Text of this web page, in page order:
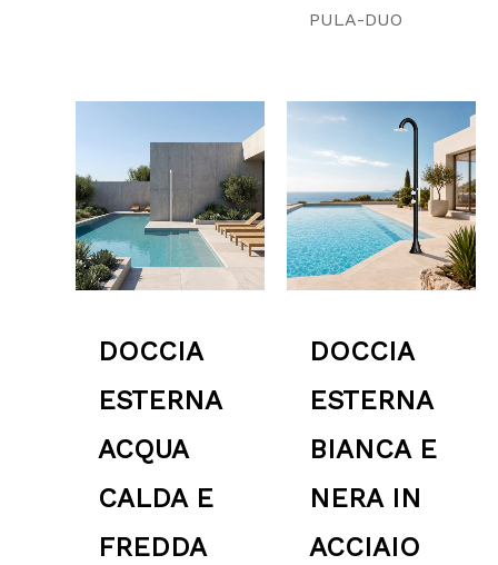
PULA-DUO
DOCCIA
ESTERNA
ACQUA
CALDA E
FREDDA
prezzo:
1,999.00 €
a
2,799.00 €
DOCCIA
ESTERNA
BIANCA E
NERA IN
ACCIAIO